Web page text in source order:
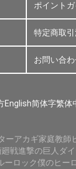
ポイント
特定商取
お問い合
English简体字繁体
ーアカギ家庭教師
廻戦進撃の巨人 ダ
ーロック僕のヒー